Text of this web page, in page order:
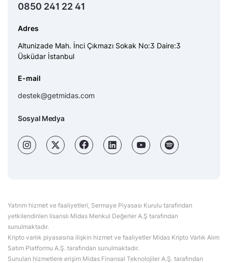
0850 241 22 41
Adres
Altunizade Mah. İnci Çıkmazı Sokak No:3 Daire:3
Üsküdar İstanbul
E-mail
destek@getmidas.com
Sosyal Medya
Yatırım hizmet ve faaliyetleri, Sermaye Piyasası Kurulu tarafından
yetkilendirilen lisanslı Midas Menkul Değerler A.Ş tarafından
sunulmaktadır.
Kripto varlık piyasasına ilişkin hizmet ve faaliyetler Midas Kripto Varlık Alım
Satım Platformu A.Ş. tarafından sunulmaktadır.
Sunulan hizmetlere erişim Midas Finansal Teknolojiler A.Ş. tarafından